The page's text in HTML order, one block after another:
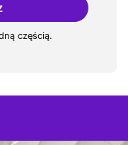
częścią.